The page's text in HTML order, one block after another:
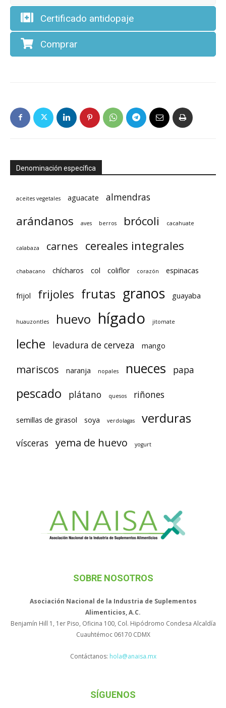
Certificado antidopaje
Comprar
Denominación específica
aceites vegetales aguacate almendras
arándanos aves berros brócoli cacahuate
calabaza carnes cereales integrales
chabacano chícharos col coliflor corazón espinacas
frijol frijoles frutas granos guayaba
huauzontles huevo hígado jitomate
leche levadura de cerveza mango
mariscos naranja nopales nueces papa
pescado plátano quesos riñones
semillas de girasol soya verdolagas verduras
vísceras yema de huevo yogurt
SOBRE NOSOTROS
Asociación Nacional de la Industria de Suplementos
Alimenticios, A.C.
Benjamín Hill 1, 1er Piso, Oficina 100, Col. Hipódromo Condesa Alcaldía
Cuauhtémoc 06170 CDMX
Contáctanos: hola@anaisa.mx
SÍGUENOS